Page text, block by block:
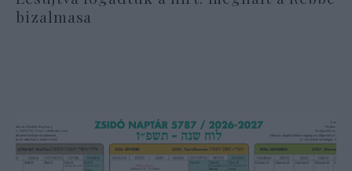
bizalmasa